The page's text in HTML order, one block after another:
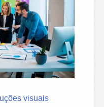
visuais